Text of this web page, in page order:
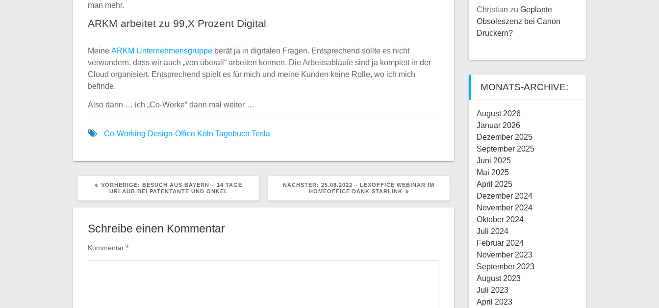
man mehr.
ARKM arbeitet zu 99,X Prozent Digital
MeineARKM Unternehmensgruppe berät ja in digitalen Fragen. Entsprechend sollte es nicht
verwundern, dass wir auch „von überall“ arbeiten können. Die Arbeitsabläufe sind ja komplett in der
Cloud organisiert. Entsprechend spielt es für mich und meine Kunden keine Rolle, wo ich mich
befinde.
Also dann … ich „Co-Worke“ dann mal weiter …
Co-Working Design-Office Köln Tagebuch Tesla
VORHERIGE: VORHERIGER
BEITRAG:
BESUCH AUS BAYERN – 14 TAGE
URLAUB BEI PATENTANTE UND ONKEL
NÄCHSTER: NÄCHSTER
BEITRAG:
25.08.2022 – LEXOFFICE WEBINAR IM
HOMEOFFICE DANK STARLINK
Schreibe einen Kommentar
Kommentar*
Christian zu Geplante
Obsoleszenz bei Canon
Druckern?
MONATS-ARCHIVE:
August 2026
Januar 2026
Dezember 2025
September 2025
Juni 2025
Mai 2025
April 2025
Dezember 2024
November 2024
Oktober 2024
Juli 2024
Februar 2024
November 2023
September 2023
August 2023
Juli 2023
April 2023